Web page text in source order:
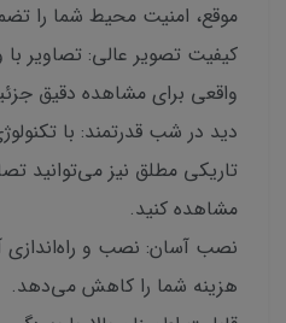
موقع، امنیت محیط شما را
کیفیت تصویر عالی: تصاویر
واقعی برای مشاهده دقیق
تاریکی مطلق نیز می‌توانید
مشاهده کنید.
نصب آسان: نصب و راه‌اندازی
هزینه شما را کاهش می‌دهد.